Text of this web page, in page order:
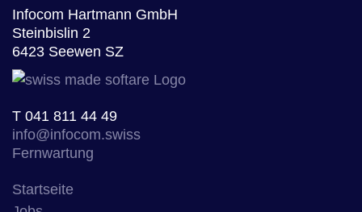
Infocom Hartmann GmbH
Steinbislin 2
6423 Seewen SZ
T 041 811 44 49
info@infocom.swiss
Fernwartung
Startseite